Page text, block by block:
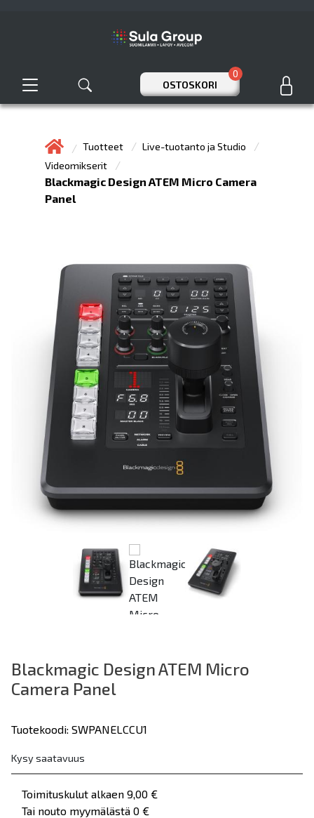
OSTOSKORI
0
Tuotteet
Live-tuotanto ja Studio
Videomikserit
Blackmagic Design ATEM Micro Camera
Panel
Blackmagic Design ATEM Micro
Camera Panel
Tuotekoodi: SWPANELCCU1
Kysy saatavuus
Toimituskulut alkaen 9,00 €
Tai nouto myymälästä 0 €